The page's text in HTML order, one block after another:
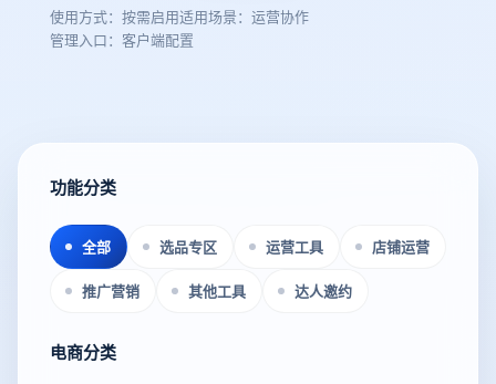
使用方式：按需启用适用场景：运营协作
管理入口：客户端配置
功能分类
全部 选品专区 运营工具 店铺运营
推广营销 其他工具 达人邀约
电商分类